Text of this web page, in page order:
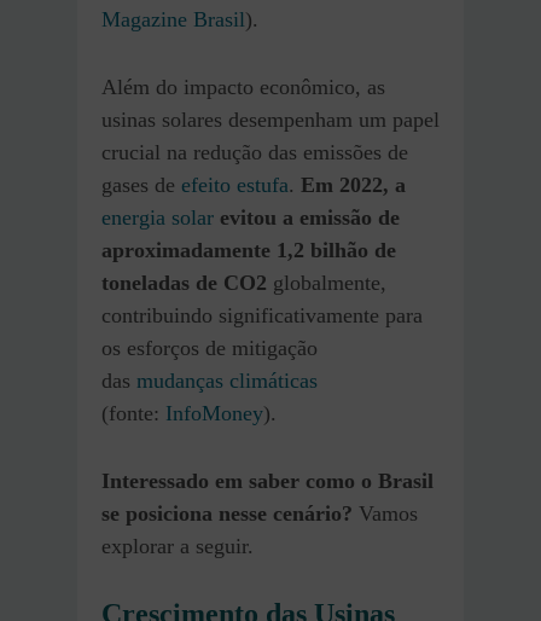
Magazine Brasil ).
Além do impacto econômico, as
usinas solares desempenham um papel
crucial na redução das emissões de
gases de efeito estufa. Em 2022, a
energia solar evitou a emissão de
aproximadamente 1,2 bilhão de
toneladas de CO2 globalmente,
contribuindo significativamente para
os esforços de mitigação
das mudanças climáticas
(fonte: InfoMoney).
Interessado em saber como o Brasil
se posiciona nesse cenário? Vamos
explorar a seguir.
Crescimento das Usinas